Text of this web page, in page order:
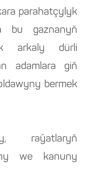
parahatçylyk
bu gaznanyň
arkaly dürli
adamlara giň
bermek
raýatlaryň
we kanuny